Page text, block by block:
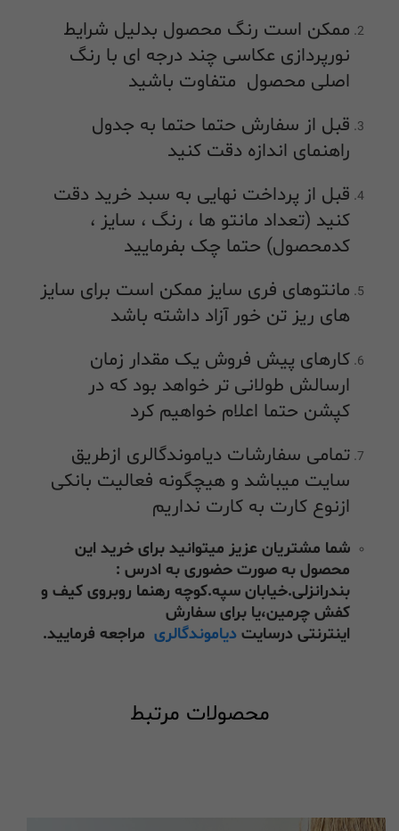
ممکن است رنگ محصول بدلیل شرایط
نورپردازی عکاسی چند درجه ای با رنگ
اصلی محصول متفاوت باشید
قبل از سفارش حتما حتما به جدول
راهنمای اندازه دقت کنید
قبل از پرداخت نهایی به سبد خرید دقت
کنید (تعداد مانتو ها ، رنگ ، سایز ،
کدمحصول) حتما چک بفرمایید
مانتوهای فری سایز ممکن است برای سایز
های ریز تن خور آزاد داشته باشد
کارهای پیش فروش یک مقدار زمان
ارسالش طولانی تر خواهد بود که در
کپشن حتما اعلام خواهیم کرد
تمامی سفارشات دیاموندگالری ازطریق
سایت میباشد و هیچگونه فعالیت بانکی
ازنوع کارت به کارت نداریم
شما مشتریان عزیز میتوانید برای خرید این
محصول به صورت حضوری به ادرس :
بندرانزلی.خیابان سپه.کوچه رهنما روبروی کیف و
کفش چرمین،یا برای سفارش
اینترنتی درسایت دیاموندگالری مراجعه فرمایید.
محصولات مرتبط